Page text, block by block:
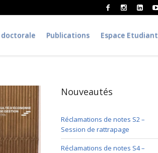
doctorale Publications Espace Etudiant
Nouveautés
Réclamations de notes S2 –
Session de rattrapage
Réclamations de notes S4 –